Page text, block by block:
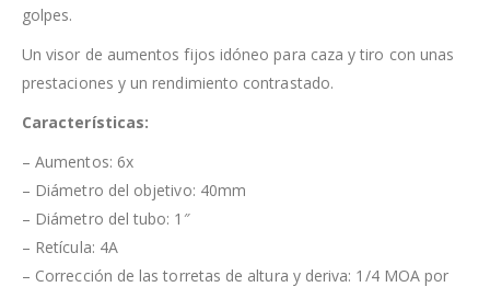
golpes.
Un visor de aumentos fijos idóneo para caza y tiro con unas
prestaciones y un rendimiento contrastado.
Características:
– Aumentos: 6x
– Diámetro del objetivo: 40mm
– Diámetro del tubo: 1″
– Retícula: 4A
– Corrección de las torretas de altura y deriva: 1/4 MOA por